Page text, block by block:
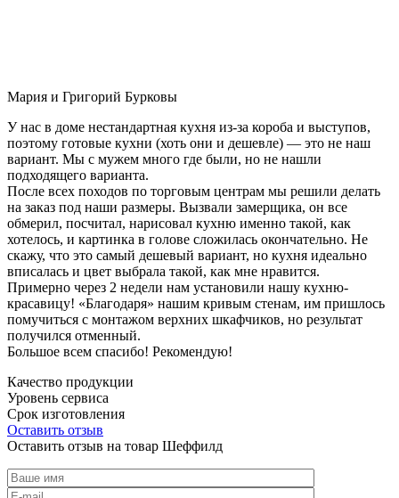
Мария и Григорий Бурковы
У нас в доме нестандартная кухня из-за короба и выступов,
поэтому готовые кухни (хоть они и дешевле) — это не наш
вариант. Мы с мужем много где были, но не нашли
подходящего варианта.
После всех походов по торговым центрам мы решили делать
на заказ под наши размеры. Вызвали замерщика, он все
обмерил, посчитал, нарисовал кухню именно такой, как
хотелось, и картинка в голове сложилась окончательно. Не
скажу, что это самый дешевый вариант, но кухня идеально
вписалась и цвет выбрала такой, как мне нравится.
Примерно через 2 недели нам установили нашу кухню-
красавицу! «Благодаря» нашим кривым стенам, им пришлось
помучиться с монтажом верхних шкафчиков, но результат
получился отменный.
Большое всем спасибо! Рекомендую!
Качество продукции
Уровень сервиса
Срок изготовления
Оставить отзыв
Оставить отзыв на товар Шеффилд